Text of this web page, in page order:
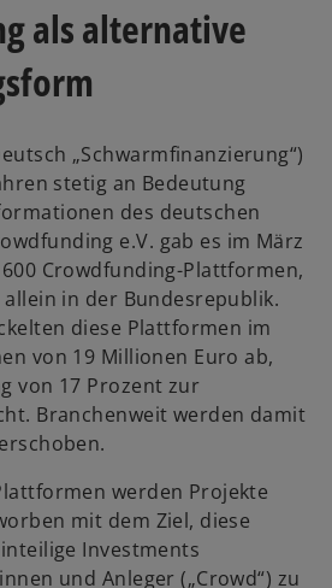
als alternative
„Schwarmfinanzierung“)
stetig an Bedeutung
des deutschen
e.V. gab es im März
Crowdfunding-Plattformen,
in der Bundesrepublik.
diese Plattformen im
von 19 Millionen Euro ab,
von 17 Prozent zur
Branchenweit werden damit
werden Projekte
mit dem Ziel, diese
Investments
und Anleger („Crowd“) zu